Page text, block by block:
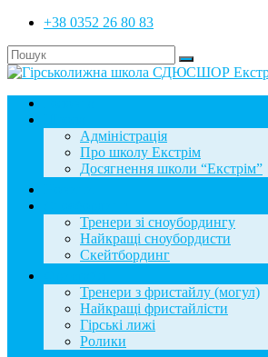
+38 0352 26 80 83
Адміністрація
Про школу Екстрім
Досягнення школи “Екстрім”
Тренери зі сноубордингу
Найкращі сноубордисти
Скейтбординг
Тренери з фристайлу (могул)
Найкращі фристайлісти
Гірські лижі
Ролики